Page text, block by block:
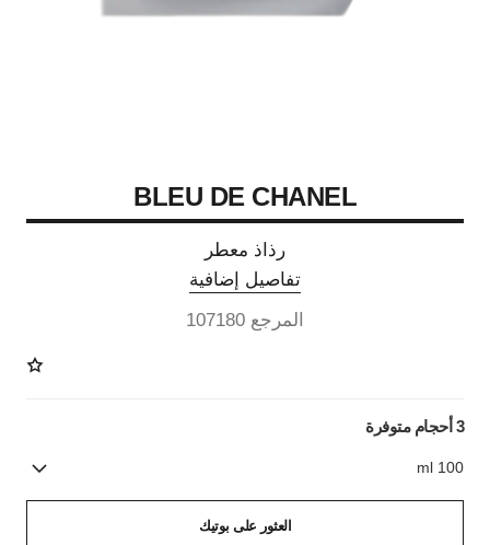
BLEU DE CHANEL
رذاذ معطر
تفاصيل إضافية
المرجع 107180
3 أحجام متوفرة
100 ml
العثور على بوتيك